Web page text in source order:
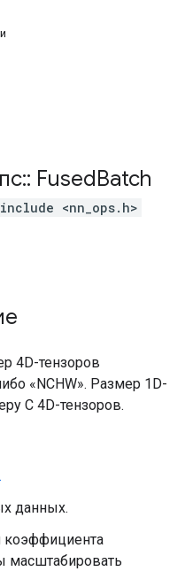
:: FusedBatch
<nn_ops.h>
4D-тензоров
«NCHW». Размер 1D-
C 4D-тензоров.
данных.
коэффициента
масштабировать